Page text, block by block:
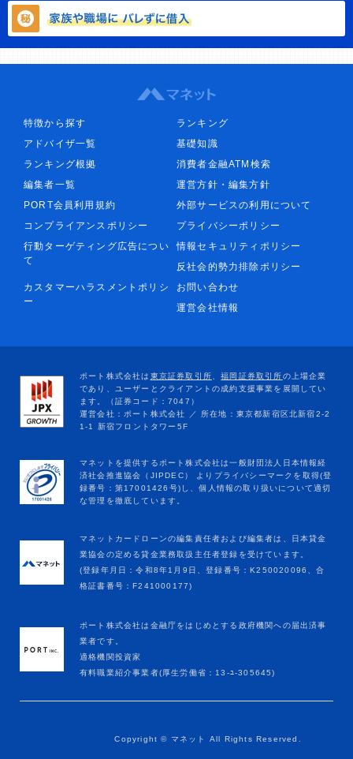
特徴から探す
ランキング
アドバイザ一覧
基礎知識
ランキング根拠
消費者金融ATM検索
編集者一覧
運営方針・編集方針
PORT会員利用規約
外部サービスの利用について
コンプライアンスポリシー
プライバシーポリシー
行動ターゲティング広告につい
て
情報セキュリティポリシー
反社会的勢力排除ポリシー
カスタマーハラスメントポリシ
ー
お問い合わせ
運営会社情報
マネットカードローンの編集責任者および編集者は、日本貸金
業協会の定める貸金業務取扱主任者登録を受けています。
(登録年月日：令和8年1月9日、登録番号：K250020096、合
格証書番号：F241000177)
ポート株式会社は金融庁をはじめとする政府機関への届出済事
業者です。
適格機関投資家
有料職業紹介事業者(厚生労働省：13-ﾕ-305645)